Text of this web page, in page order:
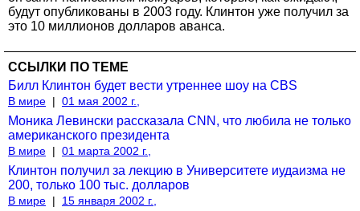
будут опубликованы в 2003 году. Клинтон уже получил за
это 10 миллионов долларов аванса.
ССЫЛКИ ПО ТЕМЕ
Билл Клинтон будет вести утреннее шоу на CBS
В мире | 01 мая 2002 г.,
Моника Левински рассказала CNN, что любила не только
американского президента
В мире | 01 марта 2002 г.,
Клинтон получил за лекцию в Университете иудаизма не
200, только 100 тыс. долларов
В мире | 15 января 2002 г.,